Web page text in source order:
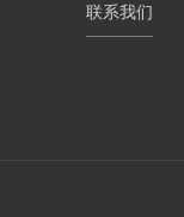
联系我们